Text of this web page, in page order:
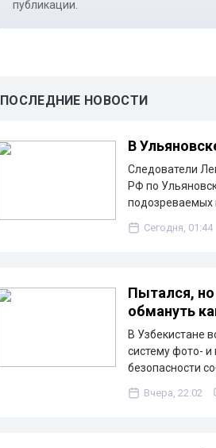
публикации.
ПОСЛЕДНИЕ НОВОСТИ
В
Следователи
РФ по
подозреваемых
Сегодня, 01:44
Пытался, но
обмануть
В Узбекистане
систему фото-
безопасности
Вчера, 22:02